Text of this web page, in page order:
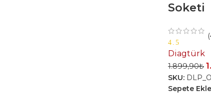
Soketi
4.5
Diagtürk
1.899,90₺
SKU:
Sepete Ekle